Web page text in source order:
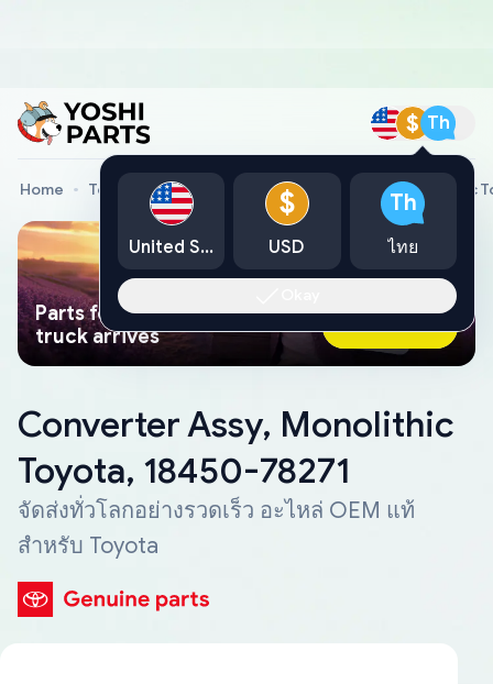
$ Th
Home Toyota Genuine Parts Converter Assy, Monolithic
Parts found faster than a tow
truck arrives
Ask AI Now
Converter Assy, Monolithic
Toyota, 18450-78271
จัดส่งทั่วโลกอย่างรวดเร็ว อะไหล่ OEM แท้
สำหรับ Toyota
United States
$
USD
Th
ไทย